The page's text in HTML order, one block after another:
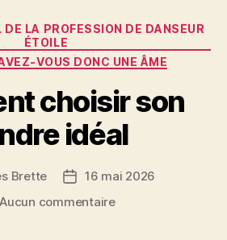
Catégories
DE LA PROFESSION DE DANSEUR
ÉTOILE
VOUS DONC UNE ÂME
choisir son
idéal
Brette
Date16 mai 2026
Aucun commentairesur